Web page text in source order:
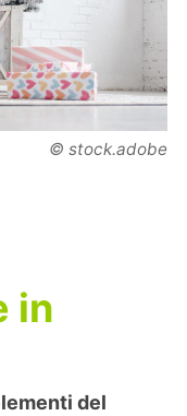
© stock.adobe
in
del